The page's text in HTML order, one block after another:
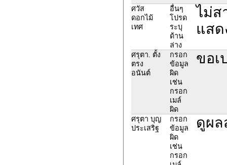
ศวัส
ดอกไม้
เทศ
อื่นๆ
โปรด
ระบุ
ด้าน
ล่าง
ไม่ส
แสด
ศรุตา. ตั้ง
ตรง
อนันต์
กรอก
ข้อมูล
ผิด
เช่น
กรอก
เมล์
ผิด
ขอเ
ศรุตา บุญ
ประเสริฐ
กรอก
ข้อมูล
ผิด
เช่น
กรอก
ดูผล